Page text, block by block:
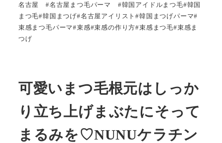
名古屋 #名古屋まつ毛パーマ #韓国アイドルまつ毛#韓国
まつ毛#韓国まつげ#名古屋アイリスト#韓国まつげパーマ#
束感まつ毛パーマ#束感#束感の作り方#束感まつ毛#束感ま
つげ
可愛いまつ毛根元はしっか
り立ち上げまぶたにそって
まるみを♡NUNUケラチン